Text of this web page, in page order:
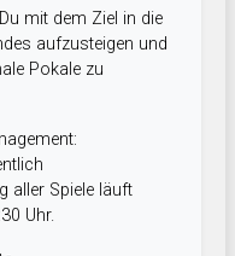
mit dem Ziel in die
aufzusteigen und
Pokale zu
aller Spiele läuft
Uhr.